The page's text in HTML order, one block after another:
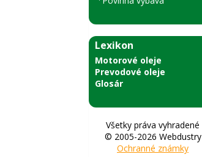
Lexikon
Motorové oleje
Prevodové oleje
Glosár
Všetky práva vyhradené
© 2005-2026 Webdustry
Ochranné známky